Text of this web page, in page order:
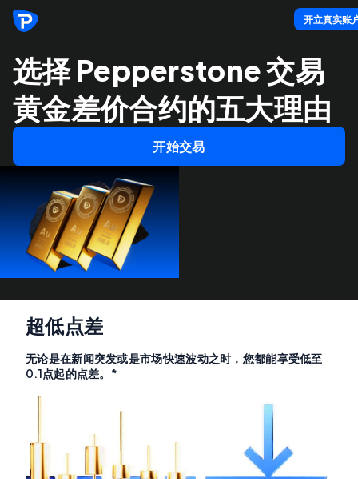
开立真实账
选择 Pepperstone 交易
黄金差价合约的五大理由
开始交易
超低点差
无论是在新闻突发或是市场快速波动之时，您都能享受低至
0.1点起的点差。*